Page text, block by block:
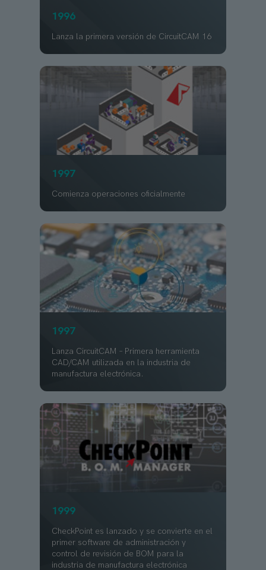
1996
Lanza la primera versión de CircuitCAM 16
1997
Comienza operaciones oficialmente
1997
Lanza CircuitCAM – Primera herramienta
CAD/CAM utilizada en la industria de
manufactura electrónica.
1999
CheckPoint es lanzado y se convierte en el
primer software de administración y
control de revisión de BOM para la
industria de manufactura electrónica